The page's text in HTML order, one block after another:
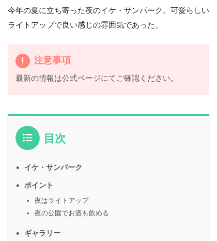
今年の夏に立ち寄った夜のイケ・サンパーク。可愛らしい
ライトアップで良い感じの雰囲気であった。
注意事項
最新の情報は公式ページにてご確認ください。
目次
イケ・サンパーク
ポイント
夜はライトアップ
夜の公園でお酒も飲める
ギャラリー